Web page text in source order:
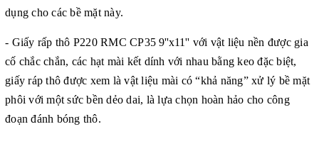
dụng cho các bề mặt này.
- Giấy rấp thô P220 RMC CP359''x11'' với vật liệu nền được gia
cố chắc chắn, các hạt mài kết dính với nhau bằng keo đặc biệt,
giấy ráp thô được xem là vật liệu mài có “khả năng” xử lý bề mặt
phôi với một sức bền dẻo dai, là lựa chọn hoàn hảo cho công
đoạn đánh bóng thô.